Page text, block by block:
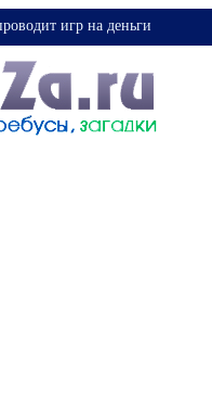
игр на деньги